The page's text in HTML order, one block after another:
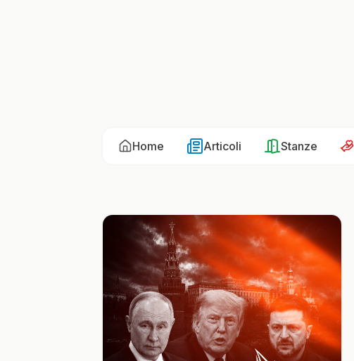
Home Articoli Stanze